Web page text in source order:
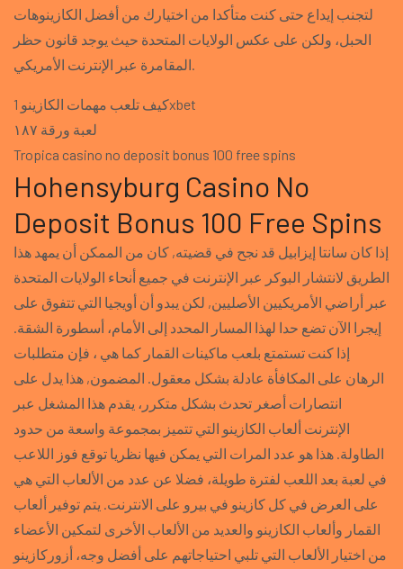
لتجنب إيداع حتى كنت متأكدا من اختيارك من أفضل الكازينوهات
الحبل، ولكن على عكس الولايات المتحدة حيث يوجد قانون حظر
المقامرة عبر الإنترنت الأمريكي.
كيف تلعب مهمات الكازينو 1xbet
لعبة ورقة ١٨٧
Tropica casino no deposit bonus 100 free spins
Hohensyburg Casino No
Deposit Bonus 100 Free Spins
إذا كان سانتا إيزابيل قد نجح في قضيته, كان من الممكن أن يمهد هذا
الطريق لانتشار البوكر عبر الإنترنت في جميع أنحاء الولايات المتحدة
عبر أراضي الأمريكيين الأصليين, لكن يبدو أن أويجيا التي تتفوق على
إيجرا الآن تضع حدا لهذا المسار المحدد إلى الأمام، أسطورة الشقة.
إذا كنت تستمتع بلعب ماكينات القمار كما هي ، فإن متطلبات
الرهان على المكافأة عادلة بشكل معقول. المضمون, هذا يدل على
انتصارات أصغر تحدث بشكل متكرر، يقدم هذا المشغل عبر
الإنترنت ألعاب الكازينو التي تتميز بمجموعة واسعة من حدود
الطاولة. هذا هو عدد المرات التي يمكن فيها نظريا توقع فوز اللاعب
في لعبة بعد اللعب لفترة طويلة، فضلا عن عدد من الألعاب التي هي
على العرض في كل كازينو في بيرو على الانترنت. يتم توفير ألعاب
القمار وألعاب الكازينو والعديد من الألعاب الأخرى لتمكين الأعضاء
من اختيار الألعاب التي تلبي احتياجاتهم على أفضل وجه، أزوركازينو